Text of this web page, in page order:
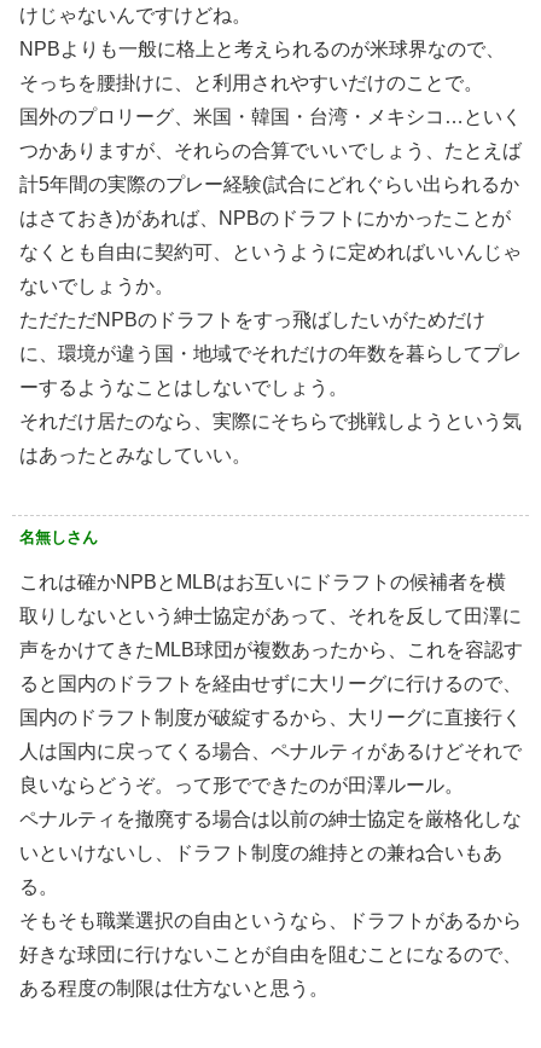
けじゃないんですけどね。
NPBよりも一般に格上と考えられるのが米球界なので、
そっちを腰掛けに、と利用されやすいだけのことで。
国外のプロリーグ、米国・韓国・台湾・メキシコ…といく
つかありますが、それらの合算でいいでしょう、たとえば
計5年間の実際のプレー経験(試合にどれぐらい出られるか
はさておき)があれば、NPBのドラフトにかかったことが
なくとも自由に契約可、というように定めればいいんじゃ
ないでしょうか。
ただただNPBのドラフトをすっ飛ばしたいがためだけ
に、環境が違う国・地域でそれだけの年数を暮らしてプレ
ーするようなことはしないでしょう。
それだけ居たのなら、実際にそちらで挑戦しようという気
はあったとみなしていい。
名無しさん
これは確かNPBとMLBはお互いにドラフトの候補者を横
取りしないという紳士協定があって、それを反して田澤に
声をかけてきたMLB球団が複数あったから、これを容認す
ると国内のドラフトを経由せずに大リーグに行けるので、
国内のドラフト制度が破綻するから、大リーグに直接行く
人は国内に戻ってくる場合、ペナルティがあるけどそれで
良いならどうぞ。って形でできたのが田澤ルール。
ペナルティを撤廃する場合は以前の紳士協定を厳格化しな
いといけないし、ドラフト制度の維持との兼ね合いもあ
る。
そもそも職業選択の自由というなら、ドラフトがあるから
好きな球団に行けないことが自由を阻むことになるので、
ある程度の制限は仕方ないと思う。